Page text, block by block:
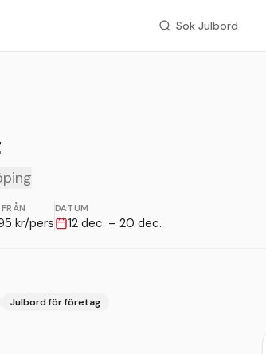
Sök Julbord
kr/pers
DATUM
12 dec. – 20 dec.
Julbord för företag